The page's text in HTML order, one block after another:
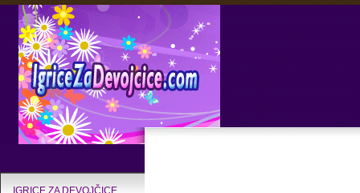
IGRICE ZA DEVOJČICE